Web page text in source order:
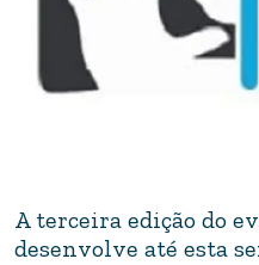
A terceira edição do
desenvolve até esta